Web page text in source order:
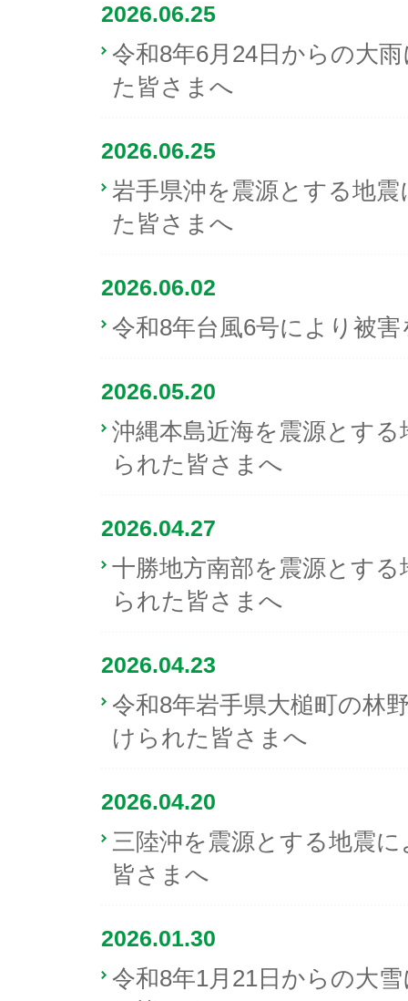
2026.06.25
令和8年6月24日からの大
た皆さまへ
2026.06.25
岩手県沖を震源とする地
た皆さまへ
2026.06.02
令和8年台風6号により被
2026.05.20
沖縄本島近海を震源とす
られた皆さまへ
2026.04.27
十勝地方南部を震源とす
られた皆さまへ
2026.04.23
令和8年岩手県大槌町の林
けられた皆さまへ
2026.04.20
三陸沖を震源とする地震
皆さまへ
2026.01.30
令和8年1月21日からの大